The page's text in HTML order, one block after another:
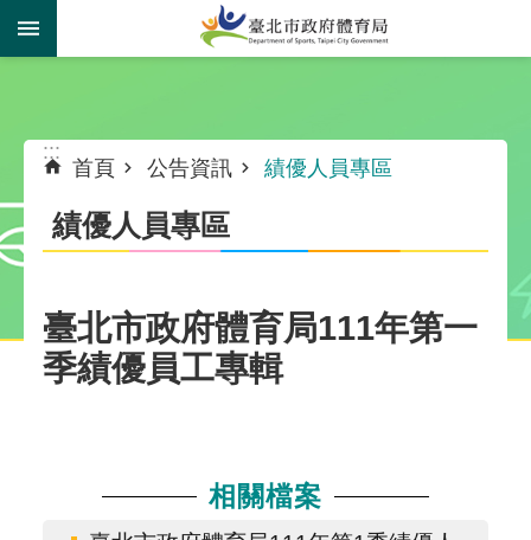
跳到主要內容區塊
:::
首頁 公告資訊 績優人員專區
績優人員專區
臺北市政府體育局111年第一
季績優員工專輯
相關檔案